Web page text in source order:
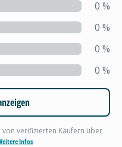
0 %
0 %
0 %
0 %
verifizierten Käufern über
Infos